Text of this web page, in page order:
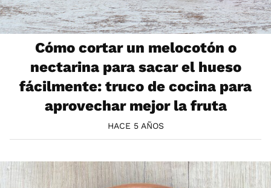
Cómo cortar un melocotón o
nectarina para sacar el hueso
fácilmente: truco de cocina para
aprovechar mejor la fruta
HACE 5 AÑOS